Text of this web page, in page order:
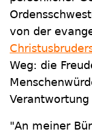
von der
Weg: die
"An meiner